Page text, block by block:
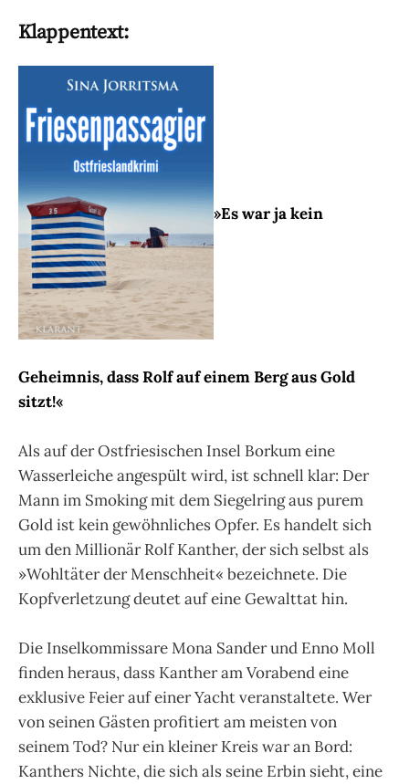
Klappentext:
»Es war ja kein
Geheimnis, dass Rolf auf einem Berg aus Gold
sitzt!«
Als auf der Ostfriesischen Insel Borkum eine
Wasserleiche angespült wird, ist schnell klar: Der
Mann im Smoking mit dem Siegelring aus purem
Gold ist kein gewöhnliches Opfer. Es handelt sich
um den Millionär Rolf Kanther, der sich selbst als
»Wohltäter der Menschheit« bezeichnete. Die
Kopfverletzung deutet auf eine Gewalttat hin.
Die Inselkommissare Mona Sander und Enno Moll
finden heraus, dass Kanther am Vorabend eine
exklusive Feier auf einer Yacht veranstaltete. Wer
von seinen Gästen profitiert am meisten von
seinem Tod? Nur ein kleiner Kreis war an Bord:
Kanthers Nichte, die sich als seine Erbin sieht, eine